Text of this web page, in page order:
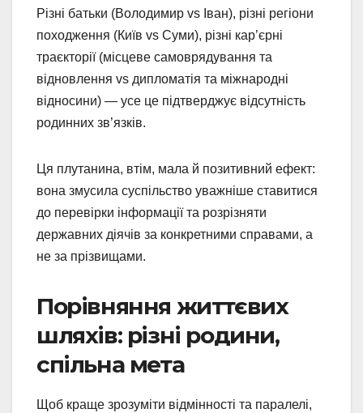
Різні батьки (Володимир vs Іван), різні регіони
походження (Київ vs Суми), різні кар’єрні
траєкторії (місцеве самоврядування та
відновлення vs дипломатія та міжнародні
відносини) — усе це підтверджує відсутність
родинних зв’язків.
Ця плутанина, втім, мала й позитивний ефект:
вона змусила суспільство уважніше ставитися
до перевірки інформації та розрізняти
державних діячів за конкретними справами, а
не за прізвищами.
Порівняння життєвих
шляхів: різні родини,
спільна мета
Щоб краще зрозуміти відмінності та паралелі,